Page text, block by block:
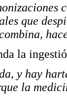
que
la
y hay
la